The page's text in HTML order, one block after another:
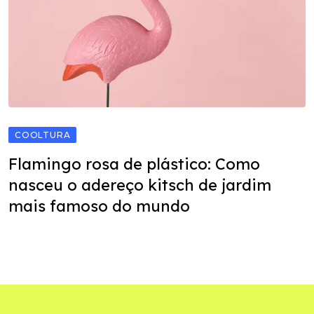
COOLTURA
Flamingo rosa de plástico: Como
nasceu o adereço kitsch de jardim
mais famoso do mundo